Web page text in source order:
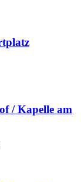
/ Kapelle am